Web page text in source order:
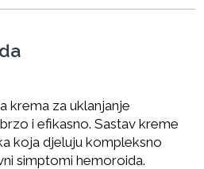
krema za uklanjanje
i efikasno. Sastav kreme
koja djeluju kompleksno
simptomi hemoroida.